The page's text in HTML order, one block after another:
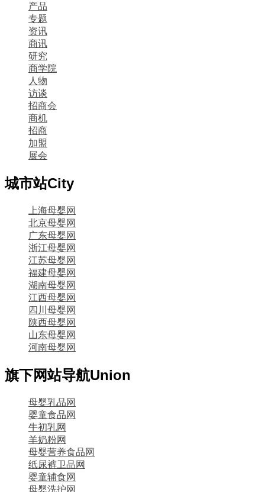
产品
专题
资讯
商讯
研究
商学院
人物
访谈
招商会
商机
招商
加盟
展会
城市站City
上海母婴网
北京母婴网
广东母婴网
浙江母婴网
江苏母婴网
福建母婴网
湖南母婴网
江西母婴网
四川母婴网
陕西母婴网
山东母婴网
河南母婴网
旗下网站导航Union
母婴乳品网
婴童食品网
牛初乳网
羊奶粉网
母婴营养食品网
纸尿裤卫品网
婴童辅食网
母婴洗护网